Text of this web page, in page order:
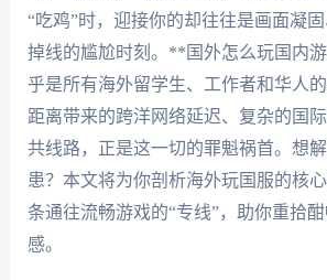
“吃鸡”时，迎接你的却往往是画面凝
掉线的尴尬时刻。**国外怎么玩国内
乎是所有海外留学生、工作者和华人
距离带来的跨洋网络延迟、复杂的国
共线路，正是这一切的罪魁祸首。想
患？本文将为你剖析海外玩国服的核
条通往流畅游戏的“专线”，助你重拾
感。